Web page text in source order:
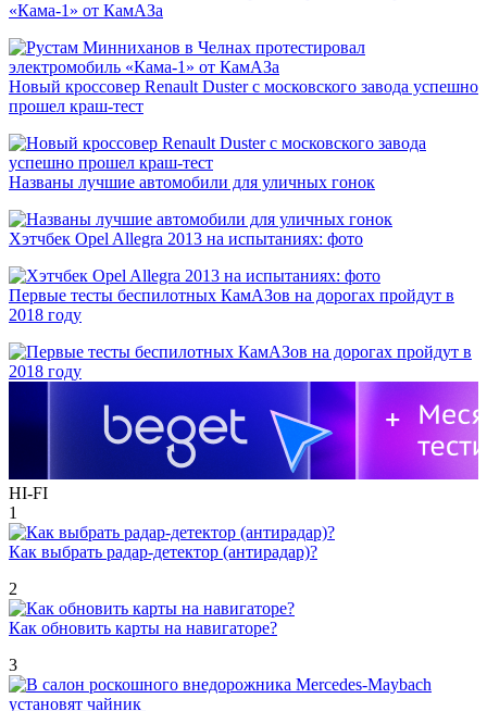
«Кама-1» от КамАЗа
Новый кроссовер Renault Duster с московского завода успешно
прошел краш-тест
Названы лучшие автомобили для уличных гонок
Хэтчбек Opel Allegra 2013 на испытаниях: фото
Первые тесты беспилотных КамАЗов на дорогах пройдут в
2018 году
HI-FI
1
Как выбрать радар-детектор (антирадар)?
2
Как обновить карты на навигаторе?
3